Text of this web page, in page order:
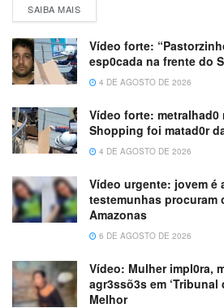
SAIBA MAIS
Vídeo forte:
esp0cada na frente do
4 DE AGOSTO DE 2026
Vídeo forte: metralhad0
Shopping foi matad0r
4 DE AGOSTO DE 2026
Vídeo urgente: jovem é
testemunhas procuram
Amazonas
6 DE AGOSTO DE 2026
Vídeo: Mulher impl0ra,
agr3ssõ3s em ‘Tribunal
Melhor